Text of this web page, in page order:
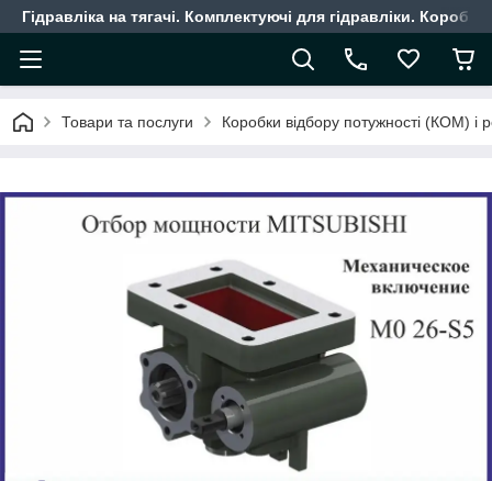
Гідравліка на тягачі. Комплектуючі для гідравліки.
Товари та послуги Коробки відбору потужності (КОМ) і